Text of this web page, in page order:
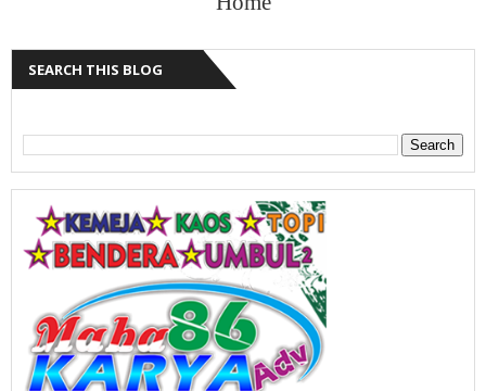
SEARCH THIS BLOG